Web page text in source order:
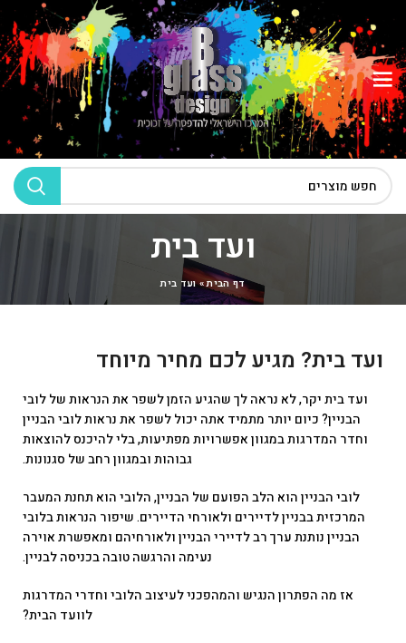
ועד בית
דף הבית»ועד בית
ועד בית? מגיע לכם מחיר מיוחד
ועד בית יקר, לא נראה לך שהגיע הזמן לשפר את הנראות של לובי
הבניין? כיום יותר מתמיד אתה יכול לשפר את נראות לובי הבניין
וחדר המדרגות במגוון אפשרויות מפתיעות, בלי להיכנס להוצאות
גבוהות ובמגוון רחב של סגנונות.
לובי הבניין הוא הלב הפועם של הבניין, הלובי הוא תחנת המעבר
המרכזית בבניין לדיירים ולאורחי הדיירים. שיפור הנראות בלובי
הבניין נותנת ערך רב לדיירי הבניין ולאורחיהם ומאפשרת אוירה
נעימה והרגשה טובה בכניסה לבניין.
אז מה הפתרון הנגיש והמהפכני לעיצוב הלובי וחדרי המדרגות
לוועד הבית?